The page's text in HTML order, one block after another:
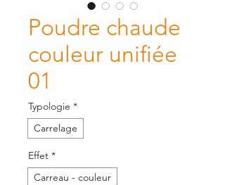
Poudre chaude
couleur unifiée
01
Typologie *
Carrelage
Effet *
Carreau - couleur